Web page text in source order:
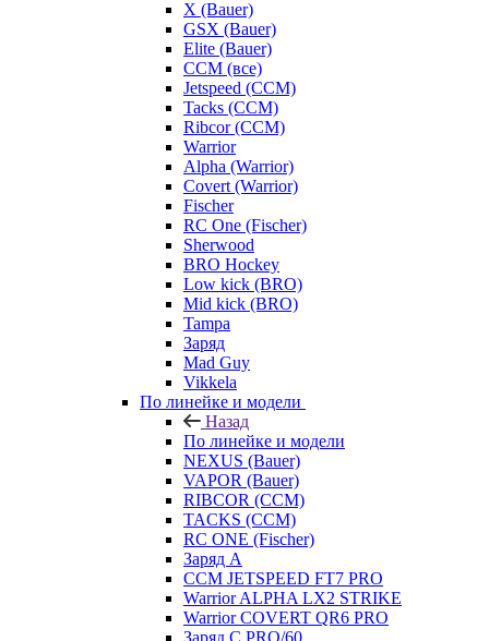
X (Bauer)
GSX (Bauer)
Elite (Bauer)
CCM (все)
Jetspeed (CCM)
Tacks (CCM)
Ribcor (CCM)
Warrior
Alpha (Warrior)
Covert (Warrior)
Fischer
RC One (Fischer)
Sherwood
BRO Hockey
Low kick (BRO)
Mid kick (BRO)
Tampa
Заряд
Mad Guy
Vikkela
По линейке и модели
Назад
По линейке и модели
NEXUS (Bauer)
VAPOR (Bauer)
RIBCOR (CCM)
TACKS (CCM)
RC ONE (Fischer)
Заряд А
CCM JETSPEED FT7 PRO
Warrior ALPHA LX2 STRIKE
Warrior COVERT QR6 PRO
Заряд С PRO/60